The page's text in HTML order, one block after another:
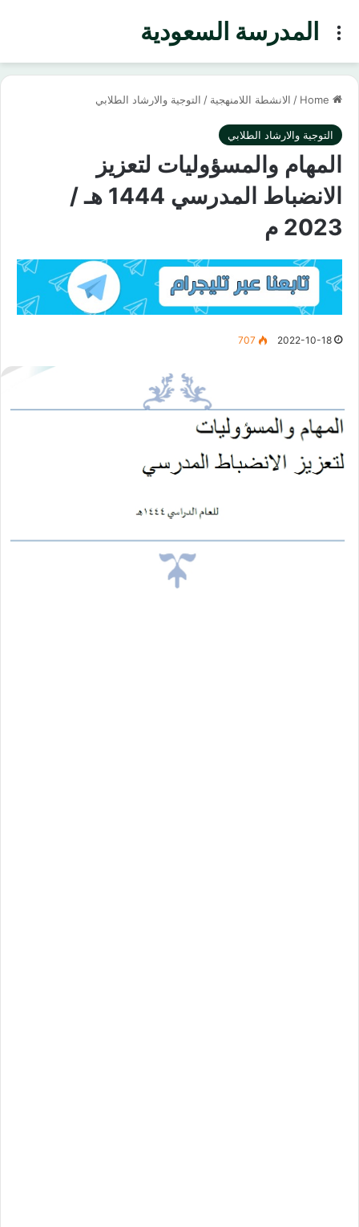
المدرسة السعوديةMenu
/ الانشطة اللامنهجية / التوجية والارشاد الطلابي
التوجية والارشاد الطلابي
المهام والمسؤوليات لتعزيز
الانضباط المدرسي 1444 هـ /
2023 م
2022-10-18
707